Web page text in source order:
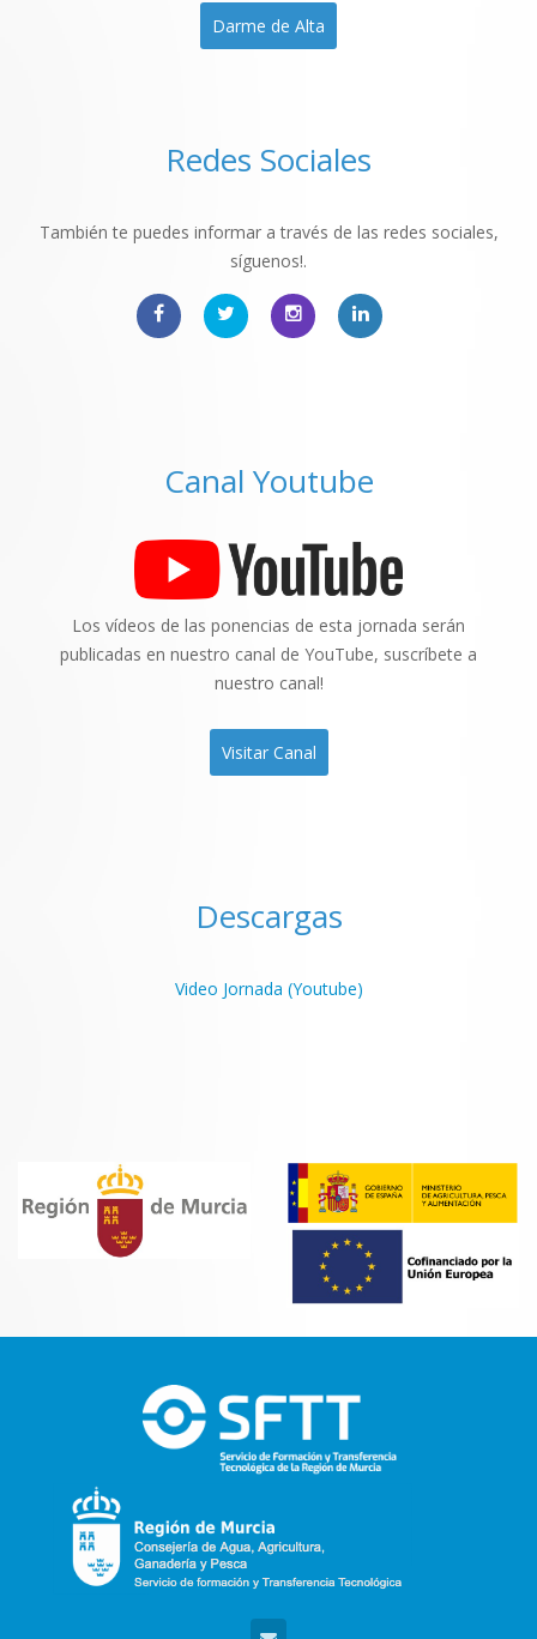
Darme de Alta
Redes Sociales
También te puedes informar a través de las redes sociales,
síguenos!.
Canal Youtube
Los vídeos de las ponencias de esta jornada serán
publicadas en nuestro canal de YouTube, suscríbete a
nuestro canal!
Visitar Canal
Descargas
Video Jornada (Youtube)